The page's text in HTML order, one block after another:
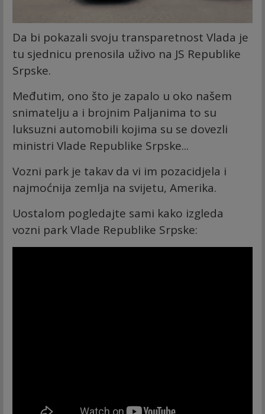
Da bi pokazali svoju transparetnost Vlada je
tu sjednicu prenosila uživo na JS Republike
Srpske.
Međutim, ono što je zapalo u oko našem
snimatelju a i brojnim Paljanima to su
luksuzni automobili kojima su se dovezli
ministri Vlade Republike Srpske...
Vozni park je takav da vi im pozacidjela i
najmoćnija zemlja na svijetu, Amerika.
Uostalom pogledajte sami kako izgleda
vozni park Vlade Republike Srpske: